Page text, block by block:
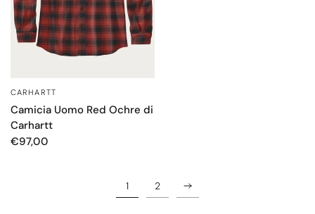
OCCHIATA VELOCE
CARHARTT
Camicia Uomo Red Ochre di
Carhartt
€97,00
1 2